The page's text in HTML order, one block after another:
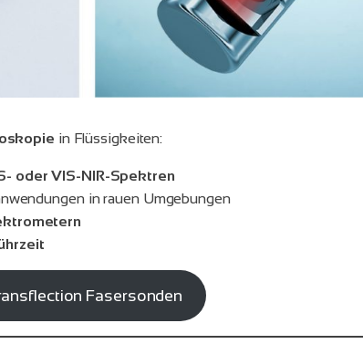
in Flüssigkeiten:
oder VIS-NIR-Spektren
in rauen Umgebungen
Fasersonden